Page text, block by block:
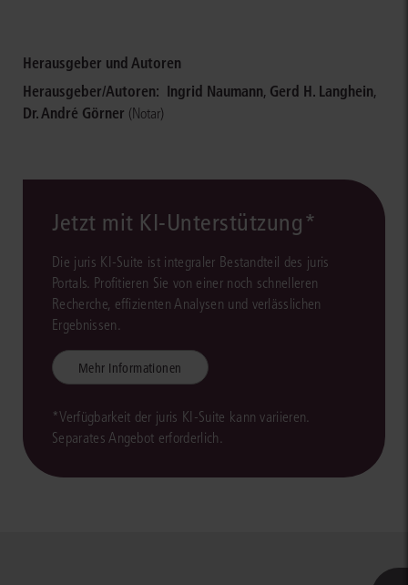
Herausgeber und Autoren
Herausgeber/Autoren: Ingrid Naumann, Gerd H. Langhein,
Dr. André Görner (Notar)
Jetzt mit KI-Unterstützung*
Die juris KI-Suite ist integraler Bestandteil des juris
Portals. Profitieren Sie von einer noch schnelleren
Recherche, effizienten Analysen und verlässlichen
Ergebnissen.
Mehr Informationen
*Verfügbarkeit der juris KI-Suite kann variieren.
Separates Angebot erforderlich.